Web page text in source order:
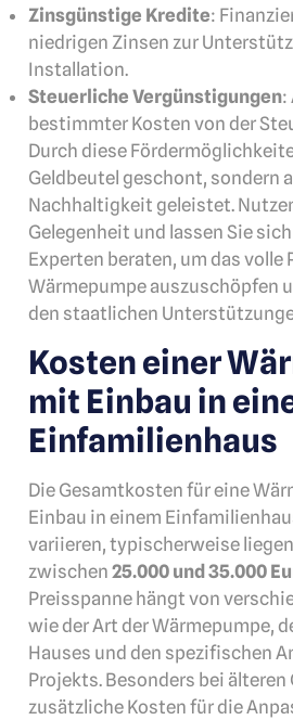
Zinsgünstige Kredite:
niedrigen Zinsen zur
Installation.
Steuerliche Vergünstigungen:
bestimmter Kosten von der
Durch diese
Geldbeutel geschont, sondern
Nachhaltigkeit geleistet.
Gelegenheit und lassen Sie
Experten beraten, um das volle
Wärmepumpe auszuschöpfen
den staatlichen
Kosten einer
mit Einbau in
Einfamilienhaus
Die Gesamtkosten für eine
Einbau in einem
variieren, typischerweise
zwischen 25.000 und 35.000
Preisspanne hängt von
wie der Art der Wärmepumpe,
Hauses und den spezifischen
Projekts. Besonders bei älteren
zusätzliche Kosten für die